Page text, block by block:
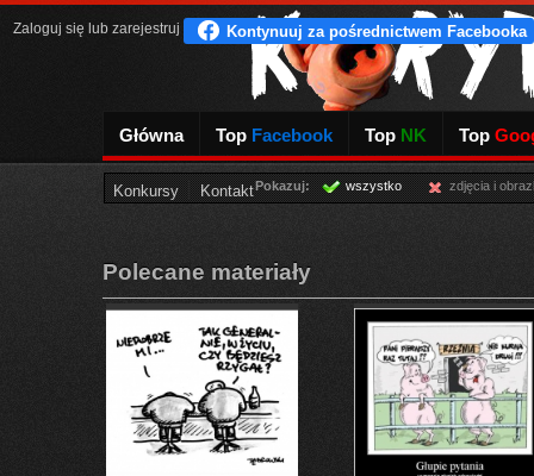
Główna Top Facebook Top NK Top
Konkursy Kontakt
Zaloguj się lub zarejestruj
Pokazuj: wszystko zdjęcia i
Polecane materiały